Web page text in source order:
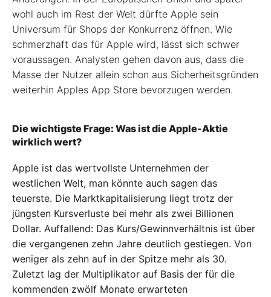
wohl auch im Rest der Welt dürfte Apple sein
Universum für Shops der Konkurrenz öffnen. Wie
schmerzhaft das für Apple wird, lässt sich schwer
voraussagen. Analysten gehen davon aus, dass die
Masse der Nutzer allein schon aus Sicherheitsgründen
weiterhin Apples App Store bevorzugen werden.
Die wichtigste Frage: Was ist die Apple-Aktie
wirklich wert?
Apple ist das wertvollste Unternehmen der
westlichen Welt, man könnte auch sagen das
teuerste. Die Marktkapitalisierung liegt trotz der
jüngsten Kursverluste bei mehr als zwei Billionen
Dollar. Auffallend: Das Kurs/Gewinnverhältnis ist über
die vergangenen zehn Jahre deutlich gestiegen. Von
weniger als zehn auf in der Spitze mehr als 30.
Zuletzt lag der Multiplikator auf Basis der für die
kommenden zwölf Monate erwarteten